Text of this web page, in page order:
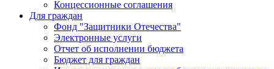
Концессионные соглашения
Для граждан
Фонд "Защитники Отечества"
Электронные услуги
Отчет об исполнении бюджета
Бюджет для граждан